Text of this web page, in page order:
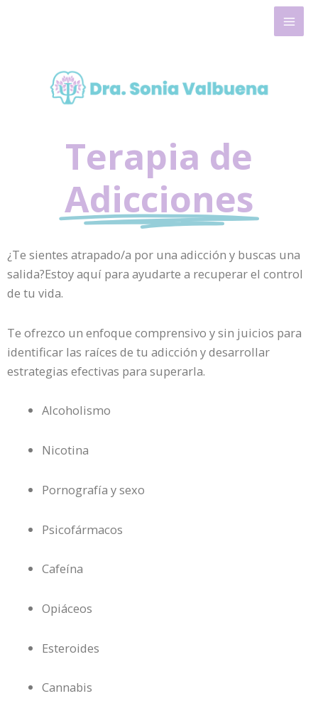
Terapia de
Adicciones
¿Te sientes atrapado/a por una adicción y buscas una
salida?Estoy aquí para ayudarte a recuperar el control
de tu vida.
Te ofrezco un enfoque comprensivo y sin juicios para
identificar las raíces de tu adicción y desarrollar
estrategias efectivas para superarla.
Alcoholismo
Nicotina
Pornografía y sexo
Psicofármacos
Cafeína
Opiáceos
Esteroides
Cannabis